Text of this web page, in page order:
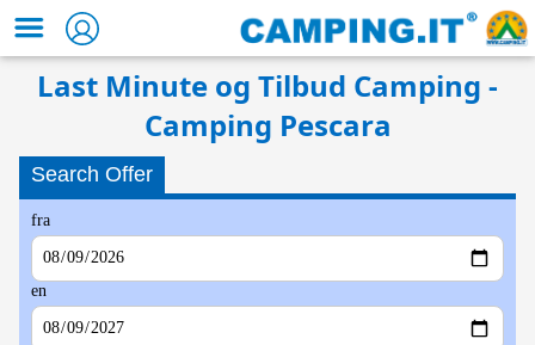
Last Minute og Tilbud Camping -
Camping Pescara
Search Offer
fra
en